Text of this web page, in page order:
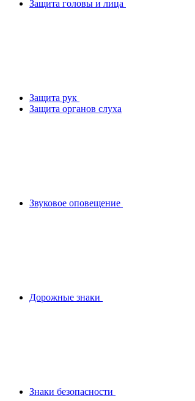
Защита головы и лица
Защита рук
Защита органов слуха
Звуковое оповещение
Дорожные знаки
Знаки безопасности